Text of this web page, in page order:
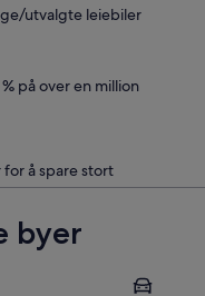
utvalgte leiebiler
på over en million
å spare stort
byer
Scilla